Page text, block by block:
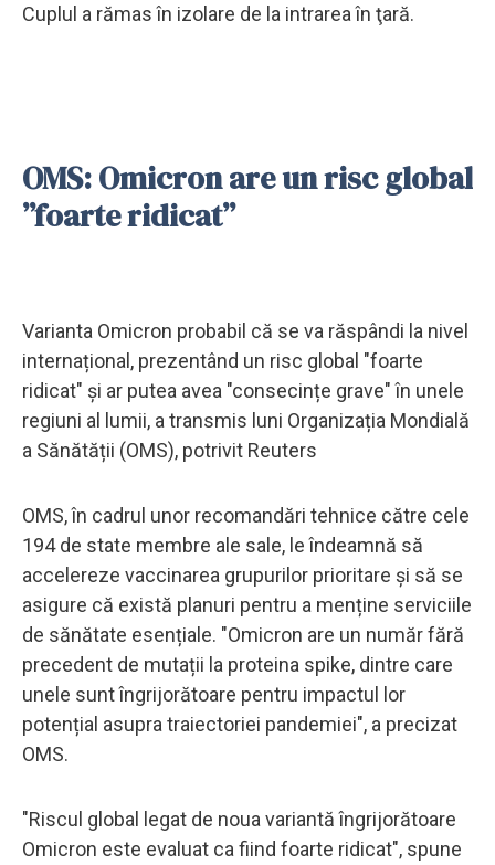
Cuplul a rămas în izolare de la intrarea în ţară.
OMS: Omicron are un risc global
”foarte ridicat”
Varianta Omicron probabil că se va răspândi la nivel
internațional, prezentând un risc global "foarte
ridicat" și ar putea avea "consecințe grave" în unele
regiuni al lumii, a transmis luni Organizația Mondială
a Sănătății (OMS), potrivit Reuters
OMS, în cadrul unor recomandări tehnice către cele
194 de state membre ale sale, le îndeamnă să
accelereze vaccinarea grupurilor prioritare și să se
asigure că există planuri pentru a menține serviciile
de sănătate esențiale. "Omicron are un număr fără
precedent de mutații la proteina spike, dintre care
unele sunt îngrijorătoare pentru impactul lor
potențial asupra traiectoriei pandemiei", a precizat
OMS.
"Riscul global legat de noua variantă îngrijorătoare
Omicron este evaluat ca fiind foarte ridicat", spune